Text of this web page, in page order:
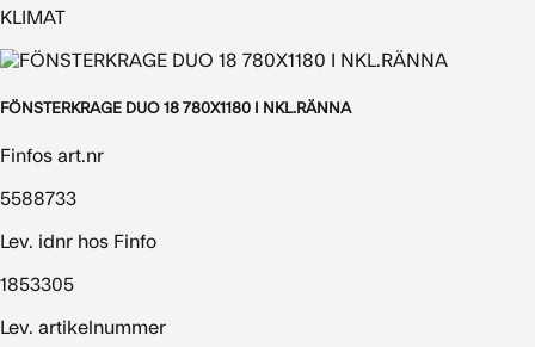
KLIMAT
FÖNSTERKRAGE DUO 18 780X1180 I NKL.RÄNNA
Finfos art.nr
5588733
Lev. idnr hos Finfo
1853305
Lev. artikelnummer